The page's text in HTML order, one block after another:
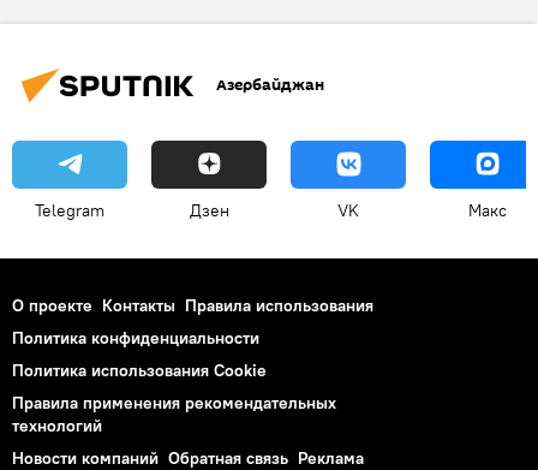
Азербайджан
Telegram Дзен VK Макс
О проекте Контакты Правила использования
Политика конфиденциальности
Политика использования Cookie
Правила применения рекомендательных
технологий
Новости компаний Обратная связь Реклама